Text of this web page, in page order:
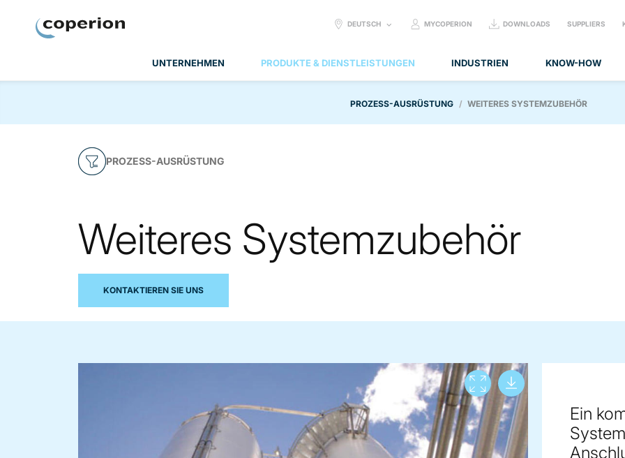
UNTERNEHMEN PRODUKTE & DIENSTLEISTUNGEN INDUSTRIEN KNOW-HOW
SELECT
DEUTSCH MYCOPERION DOWNLOADS SUPPLIERS
PROZESS-AUSRÜSTUNG WEITERES SYSTEMZUBEHÖR
PROZESS-AUSRÜSTUNG
Weiteres Systemzubehör
KONTAKTIEREN SIE UNS
View full screen
Ein